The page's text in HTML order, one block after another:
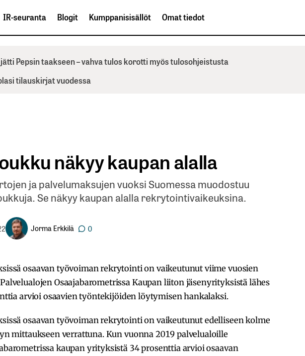
IR-seuranta Blogit Kumppanisisällöt Omat tiedot
Pepsin taakseen – vahva tulos korotti myös tulosohjeistusta
tilauskirjat vuodessa
näkyy kaupan alalla
ja palvelumaksujen vuoksi Suomessa muodostuu
Se näkyy kaupan alalla rekrytointivaikeuksina.
Jorma Erkkilä 0
osaavan työvoiman rekrytointi on vaikeutunut viime vuosien
Osaajabarometrissa Kaupan liiton jäsenyrityksistä lähes
arvioi osaavien työntekijöiden löytymisen hankalaksi.
osaavan työvoiman rekrytointi on vaikeutunut edelliseen kolme
mittaukseen verrattuna. Kun vuonna 2019 palvelualoille
kaupan yrityksistä 34 prosenttia arvioi osaavan